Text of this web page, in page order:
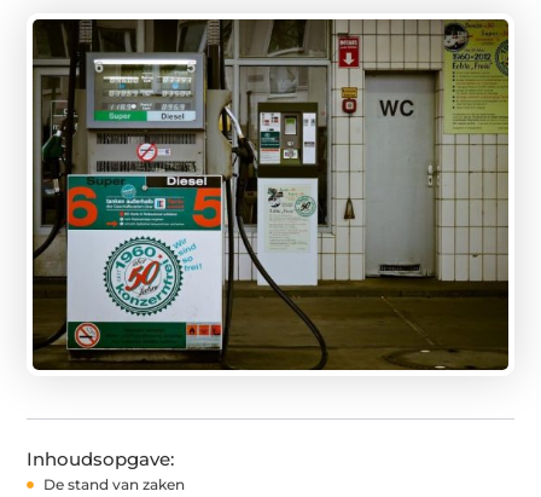
Inhoudsopgave:
De stand van zaken